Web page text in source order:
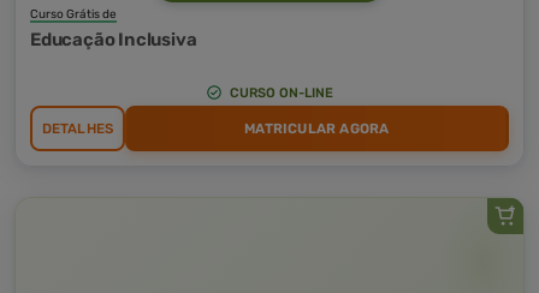
Curso Grátis de
Educação Inclusiva
CURSO ON-LINE
DETALHES MATRICULAR AGORA